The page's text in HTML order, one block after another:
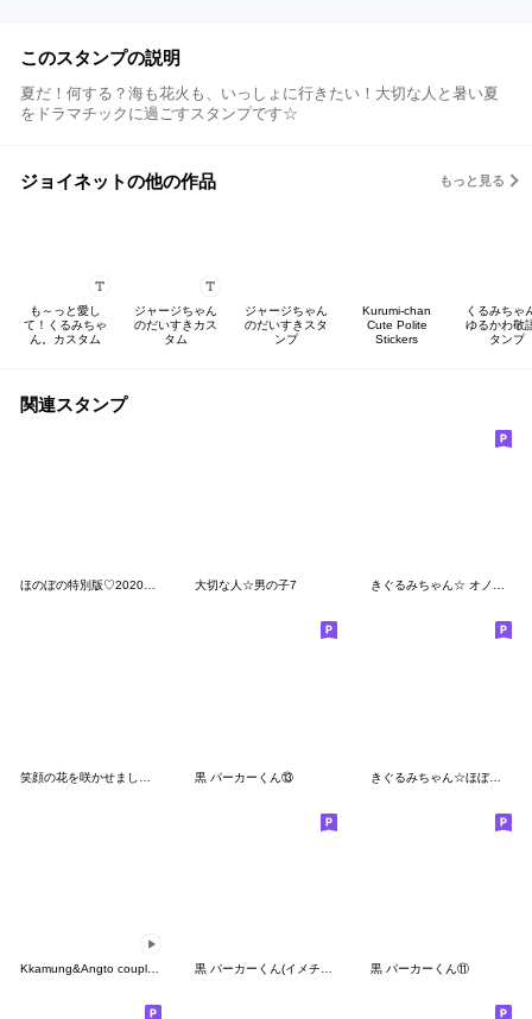
このスタンプの説明
夏だ！何する？海も花火も、いっしょに行きたい！大切な人と暑い夏
をドラマチックに過ごすスタンプです☆
ジョイネットの他の作品 もっと見る
も～っと愛し
て！くるみちゃ
ん。カスタム
ジャージちゃん
のだいすきカス
タム
ジャージちゃん
のだいすきスタ
ンプ
Kurumi-chan
Cute Polite
Stickers
くるみちゃ
ゆるかわ敬
タンプ
関連スタンプ
ほのぼの特別版♡2020ホワイトデー 大切な人☆男の子7 きぐるみちゃん☆ オノマトペぺぺ
黒 パーカーくん⑬ きぐるみちゃん☆ほぼ文字なし
黒 パーカーくん⑪